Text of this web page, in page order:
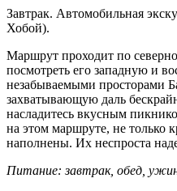
Завтрак. Автомобильная
Хобой).
Маршрут проходит по
посмотреть его западную и
незабываемыми просторами
захватывающую даль
насладитесь вкусным
на этом маршруте, не только
наполнены. Их неспроста
Питание: завтрак, обед,